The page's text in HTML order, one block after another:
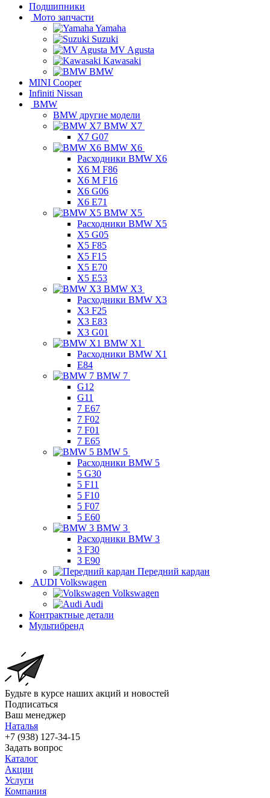
Подшипники
Мото запчасти
Yamaha
Suzuki
MV Agusta
Kawasaki
BMW
MINI Cooper
Infiniti Nissan
BMW
BMW другие модели
BMW X7
X7 G07
BMW X6
Расходники BMW X6
X6 M F86
X6 M F16
X6 G06
X6 E71
BMW X5
Расходники BMW X5
X5 G05
X5 F85
X5 F15
X5 E70
X5 E53
BMW X3
Расходники BMW X3
X3 F25
X3 E83
X3 G01
BMW X1
Расходники BMW X1
E84
BMW 7
G12
G11
7 Е67
7 F02
7 F01
7 E65
BMW 5
Расходники BMW 5
5 G30
5 F11
5 F10
5 F07
5 E60
BMW 3
Расходники BMW 3
3 F30
3 E90
Передний кардан
AUDI Volkswagen
Volkswagen
Audi
Контрактные детали
Мультибренд
Будьте в курсе наших акций и новостей
Подписаться
Ваш менеджер
Наталья
+7 (938) 127-34-15
Задать вопрос
Каталог
Акции
Услуги
Компания